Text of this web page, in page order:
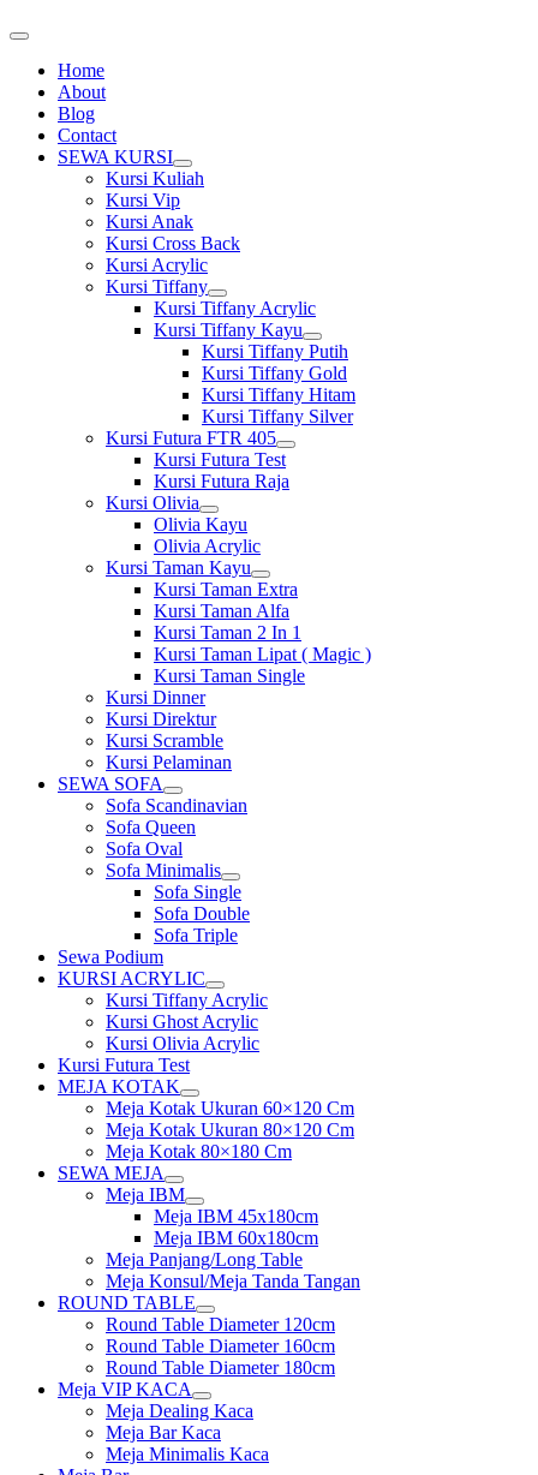
Home
About
Blog
Contact
SEWA KURSI
Show
sub
Kursi Kuliah
Kursi Vip
Kursi Anak
Kursi Cross Back
Kursi Acrylic
Kursi Tiffany
Show
sub
menu
Kursi Tiffany Acrylic
Kursi Tiffany Kayu
Show
sub
menu
Kursi Tiffany Putih
Kursi Tiffany Gold
Kursi Tiffany Hitam
Kursi Tiffany Silver
Kursi Futura FTR 405
Show
sub
menu
Kursi Futura Test
Kursi Futura Raja
Kursi Olivia
Show
sub
menu
Olivia Kayu
Olivia Acrylic
Kursi Taman Kayu
Show
sub
menu
Kursi Taman Extra
Kursi Taman Alfa
Kursi Taman 2 In 1
Kursi Taman Lipat ( Magic )
Kursi Taman Single
Kursi Dinner
Kursi Direktur
Kursi Scramble
Kursi Pelaminan
SEWA SOFA
Show
sub
menu
Sofa Scandinavian
Sofa Queen
Sofa Oval
Sofa Minimalis
Show
sub
menu
Sofa Single
Sofa Double
Sofa Triple
Sewa Podium
KURSI ACRYLIC
Show
sub
menu
Kursi Tiffany Acrylic
Kursi Ghost Acrylic
Kursi Olivia Acrylic
Kursi Futura Test
MEJA KOTAK
Show
sub
menu
Meja Kotak Ukuran 60×120 Cm
Meja Kotak Ukuran 80×120 Cm
Meja Kotak 80×180 Cm
SEWA MEJA
Show
sub
menu
Meja IBM
Show
sub
menu
Meja IBM 45x180cm
Meja IBM 60x180cm
Meja Panjang/Long Table
Meja Konsul/Meja Tanda Tangan
ROUND TABLE
Show
sub
menu
Round Table Diameter 120cm
Round Table Diameter 160cm
Round Table Diameter 180cm
Meja VIP KACA
Show
sub
menu
Meja Dealing Kaca
Meja Bar Kaca
Meja Minimalis Kaca